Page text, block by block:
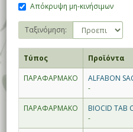
Απόκρυψη μη-κινήσιμων
Ταξινόμηση:
Τύπος
Προϊόντα
ΠΑΡΑΦΑΡΜΑΚΟ
ALFABON
-
ΠΑΡΑΦΑΡΜΑΚΟ
BIOCID
-